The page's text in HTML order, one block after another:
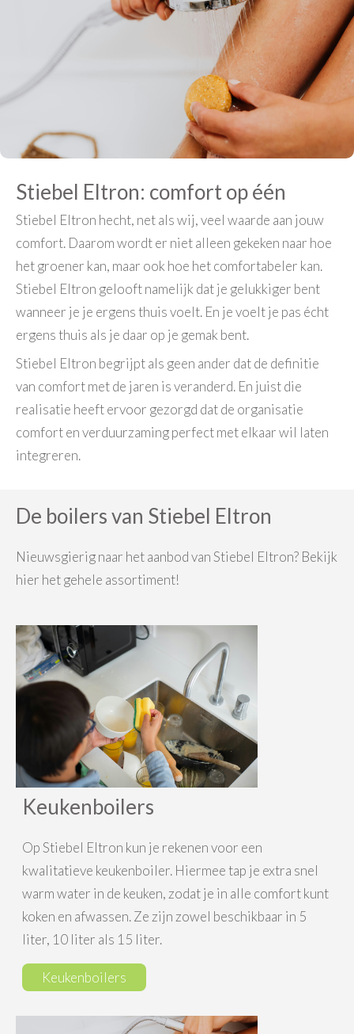
Stiebel Eltron: comfort op één
Stiebel Eltron hecht, net als wij, veel waarde aan jouw
comfort. Daarom wordt er niet alleen gekeken naar hoe
het groener kan, maar ook hoe het comfortabeler kan.
Stiebel Eltron gelooft namelijk dat je gelukkiger bent
wanneer je je ergens thuis voelt. En je voelt je pas écht
ergens thuis als je daar op je gemak bent.
Stiebel Eltron begrijpt als geen ander dat de definitie
van comfort met de jaren is veranderd. En juist die
realisatie heeft ervoor gezorgd dat de organisatie
comfort en verduurzaming perfect met elkaar wil laten
integreren.
De boilers van Stiebel Eltron
Nieuwsgierig naar het aanbod van Stiebel Eltron? Bekijk
hier het gehele assortiment!
Keukenboilers
Op Stiebel Eltron kun je rekenen voor een
kwalitatieve keukenboiler. Hiermee tap je extra snel
warm water in de keuken, zodat je in alle comfort kunt
koken en afwassen. Ze zijn zowel beschikbaar in 5
liter, 10 liter als 15 liter.
Keukenboilers